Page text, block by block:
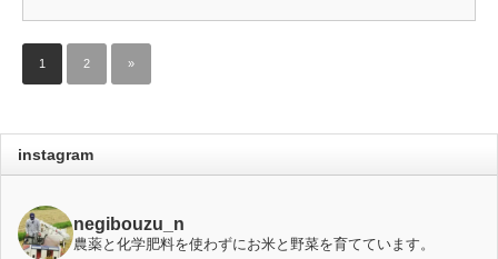
1 2 »
instagram
negibouzu_n
農薬と化学肥料を使わずにお米と野菜を育てています。